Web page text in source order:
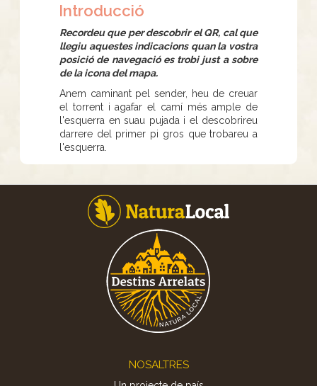
Introducció
Recordeu que per descobrir el QR, cal que
llegiu aquestes indicacions quan la vostra
posició de navegació es trobi just a sobre
de la icona del mapa.
Anem caminant pel sender, heu de creuar
el torrent i agafar el camí més ample de
l'esquerra en suau pujada i el descobrireu
darrere del primer pi gros que trobareu a
l'esquerra.
NOSALTRES